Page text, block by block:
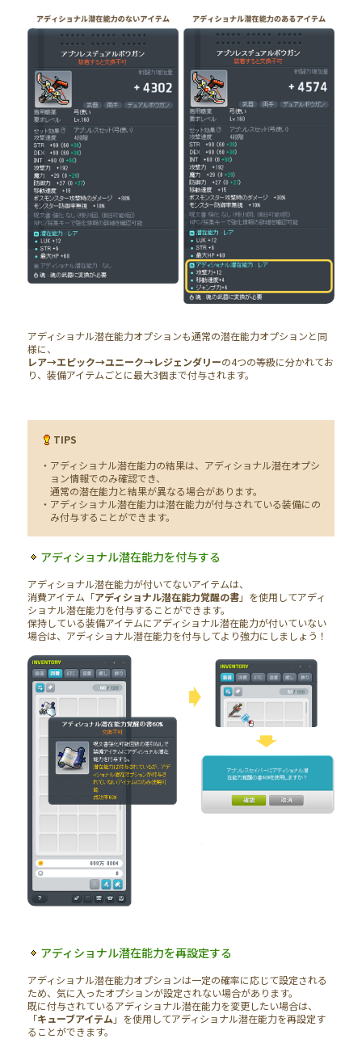
アディショナル潜在能力オプションも通常の潜在能力オプションと同
様に、
レア→エピック→ユニーク→レジェンダリーの4つの等級に分かれてお
り、装備アイテムごとに最大3個まで付与されます。
TIPS
・アディショナル潜在能力の結果は、アディショナル潜在オプシ
ョン情報でのみ確認でき、
通常の潜在能力と結果が異なる場合があります。
・アディショナル潜在能力は潜在能力が付与されている装備にの
み付与することができます。
アディショナル潜在能力を付与する
アディショナル潜在能力が付いてないアイテムは、
消費アイテム「アディショナル潜在能力覚醒の書」を使用してアディ
ショナル潜在能力を付与することができます。
保持している装備アイテムにアディショナル潜在能力が付いていない
場合は、アディショナル潜在能力を付与してより強力にしましょう！
アディショナル潜在能力を再設定する
アディショナル潜在能力オプションは一定の確率に応じて設定される
ため、気に入ったオプションが設定されない場合があります。
既に付与されているアディショナル潜在能力を変更したい場合は、
「キューブアイテム 」を使用してアディショナル潜在能力を再設定す
ることができます。